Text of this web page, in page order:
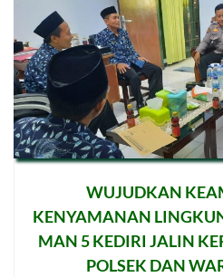
WUJUDKAN
KENYAMANAN
MAN 5 KEDIRI JALIN
POLSEK DAN